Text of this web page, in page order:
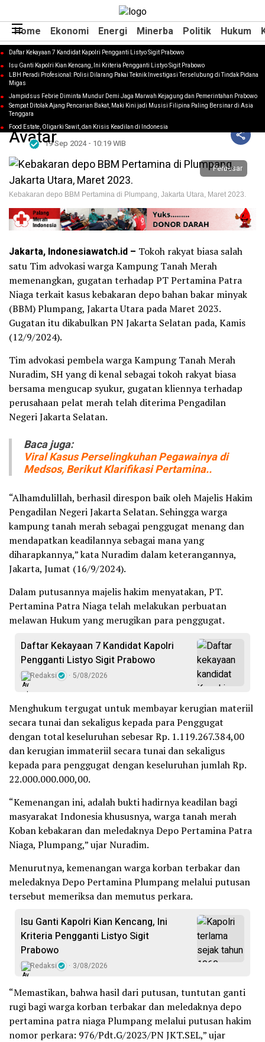
Home Ekonomi Energi Minerba Politik Hukum
Home Ekonomi Energi Minerba Politik Hukum
Daftar Kekayaan 7 Kandidat Kapolri Pengganti Listyo Sigit Prabowo
Isu Ganti Kapolri Kian Kencang, Ini Kriteria Pengganti Listyo Sigit Prabowo
LBH Peradi Profesional: Polisi Dilarang Pakai Teknik Investigasi Terselubung di Tindak Pidana
Migas
Jampidsus Febrie Diminta Mundur Demi Jaga Marwah Kejagung dan Pemerintahan Prabowo
Sempat Ditolak Ajang Pencarian Bakat, Maki Kini jadi Musisi Filipina Paling Bersinar di Asia
Tenggara
Food Estate, Oligarki Sawit, dan Krisis Keadilan di Indonesia
Warga Kampung Tanah Merah Korban
Kebakaran Depo Plumpang Menang
Gugatan lawan Pertamina
Redaksi
19 Sep 2024 - 10:19 WIB
Perbesar
Kebakaran depo BBM Pertamina di Plumpang, Jakarta Utara, Maret 2023.
Jakarta, Indonesiawatch.id – Tokoh rakyat biasa salah
satu Tim advokasi warga Kampung Tanah Merah
memenangkan, gugatan terhadap PT Pertamina Patra
Niaga terkait kasus kebakaran depo bahan bakar minyak
(BBM) Plumpang, Jakarta Utara pada Maret 2023.
Gugatan itu dikabulkan PN Jakarta Selatan pada, Kamis
(12/9/2024).
Tim advokasi pembela warga Kampung Tanah Merah
Nuradim, SH yang di kenal sebagai tokoh rakyat biasa
bersama mengucap syukur, gugatan kliennya terhadap
perusahaan pelat merah telah diterima Pengadilan
Negeri Jakarta Selatan.
Baca juga:
Viral Kasus Perselingkuhan Pegawainya di
Medsos, Berikut Klarifikasi Pertamina..
“Alhamdulillah, berhasil direspon baik oleh Majelis Hakim
Pengadilan Negeri Jakarta Selatan. Sehingga warga
kampung tanah merah sebagai penggugat menang dan
mendapatkan keadilannya sebagai mana yang
diharapkannya,” kata Nuradim dalam keterangannya,
Jakarta, Jumat (16/9/2024).
Dalam putusannya majelis hakim menyatakan, PT.
Pertamina Patra Niaga telah melakukan perbuatan
melawan Hukum yang merugikan para penggugat.
Daftar Kekayaan 7 Kandidat Kapolri
Pengganti Listyo Sigit Prabowo
Redaksi 5/08/2026
Menghukum tergugat untuk membayar kerugian materiil
secara tunai dan sekaligus kepada para Penggugat
dengan total keseluruhan sebesar Rp. 1.119.267.384,00
dan kerugian immateriil secara tunai dan sekaligus
kepada para penggugat dengan keseluruhan jumlah Rp.
22.000.000.000,00.
“Kemenangan ini, adalah bukti hadirnya keadilan bagi
masyarakat Indonesia khususnya, warga tanah merah
Koban kebakaran dan meledaknya Depo Pertamina Patra
Niaga, Plumpang,” ujar Nuradim.
Menurutnya, kemenangan warga korban terbakar dan
meledaknya Depo Pertamina Plumpang melalui putusan
tersebut memeriksa dan memutus perkara.
Isu Ganti Kapolri Kian Kencang, Ini
Kriteria Pengganti Listyo Sigit
Prabowo
Redaksi 3/08/2026
“Memastikan, bahwa hasil dari putusan, tuntutan ganti
rugi bagi warga korban terbakar dan meledaknya depo
pertamina patra niaga Plumpang melalui putusan hakim
nomor perkara: 976/Pdt.G/2023/PN JKT.SEL,” ujar